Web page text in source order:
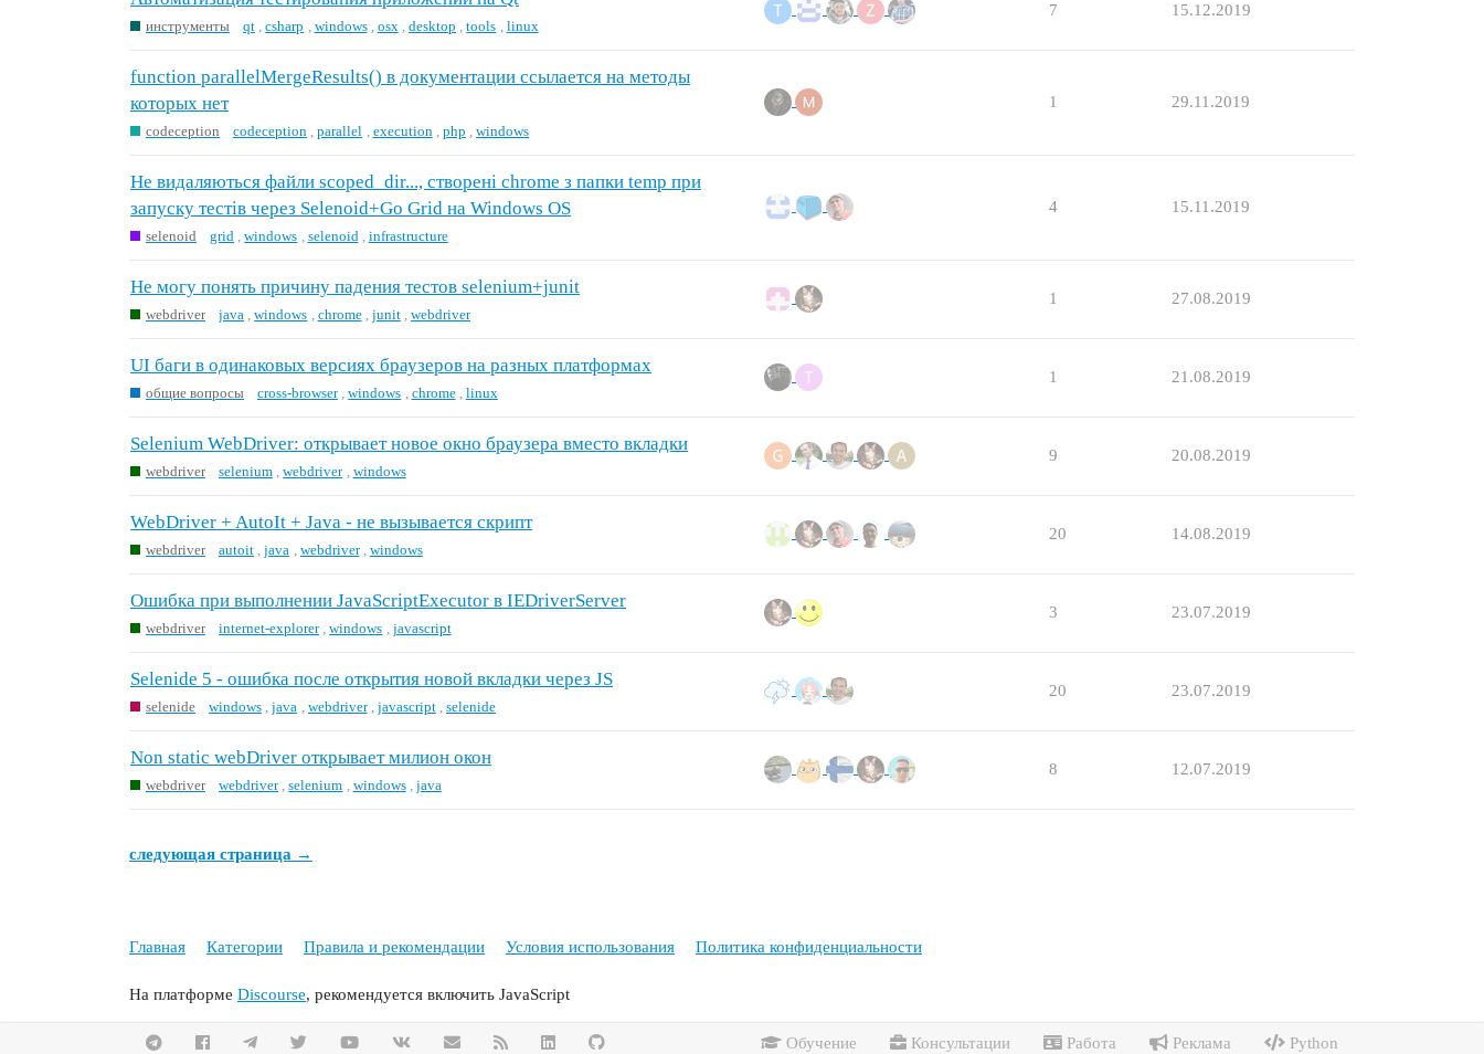
инструменты qt ,csharp windows osx ,desktop ,tools linux
7 15.12.2019
function parallelMergeResults() в документации ссылается на методы
которых нет
codeception codeception ,parallel execution php ,windows
1 29.11.2019
Не видаляються файли scoped_dir..., створені chrome з папки temp при
запуску тестів через Selenoid+Go Grid на Windows OS
selenoid grid ,windows selenoid infrastructure
4 15.11.2019
Не могу понять причину падения тестов selenium+junit
webdriver java ,windows chrome junit ,webdriver
1 27.08.2019
UI баги в одинаковых версиях браузеров на разных платформах
общие вопросы cross-browser ,windows chrome linux
1 21.08.2019
Selenium WebDriver: открывает новое окно браузера вместо вкладки
webdriver selenium ,webdriver windows
9 20.08.2019
WebDriver + AutoIt + Java - не вызывается скрипт
webdriver autoit ,java webdriver windows
20 14.08.2019
Ошибка при выполнении JavaScriptExecutor в IEDriverServer
webdriver internet-explorer ,windows javascript
3 23.07.2019
Selenide 5 - ошибка после открытия новой вкладки через JS
selenide windows ,java webdriver javascript ,selenide
20 23.07.2019
Non static webDriver открывает милион окон
webdriver webdriver ,selenium windows java
8 12.07.2019
следующая страница →
Главная Категории Правила и рекомендации Условия использования Политика конфиденциальности
На платформе Discourse, рекомендуется включить JavaScript
Python
Реклама
Работа
Консультации
Обучение